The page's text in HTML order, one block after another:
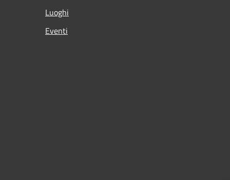
Luoghi
Eventi